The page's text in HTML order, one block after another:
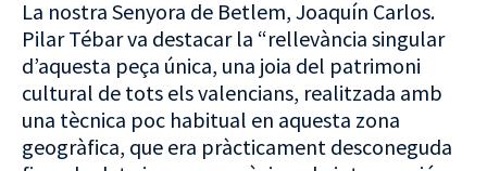
La nostra Senyora de Betlem, Joaquín Carlos.
Pilar Tébar va destacar la “rellevància singular
d’aquesta peça única, una joia del patrimoni
cultural de tots els valencians, realitzada amb
una tècnica poc habitual en aquesta zona
geogràfica, que era pràcticament desconeguda